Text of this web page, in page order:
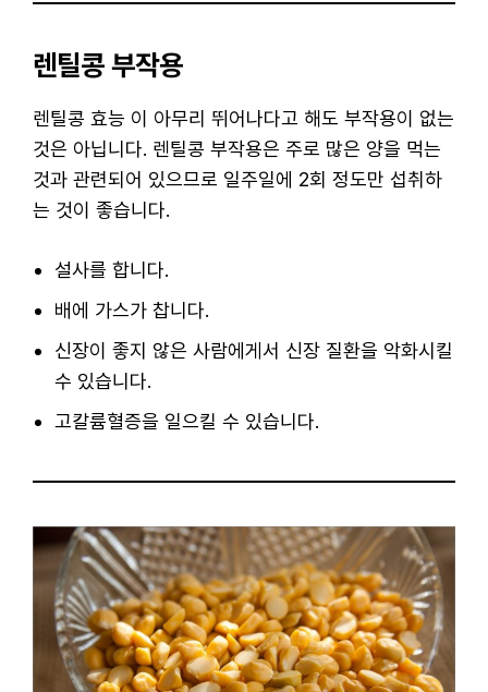
렌틸콩 부작용
렌틸콩 효능 이 아무리 뛰어나다고 해도 부작용이 없는
것은 아닙니다. 렌틸콩 부작용은 주로 많은 양을 먹는
것과 관련되어 있으므로 일주일에 2회 정도만 섭취하
는 것이 좋습니다.
설사를 합니다.
배에 가스가 찹니다.
신장이 좋지 않은 사람에게서 신장 질환을 악화시킬
수 있습니다.
고칼륨혈증을 일으킬 수 있습니다.